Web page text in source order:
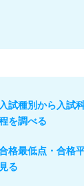
入試種別から入試
を調べる
格最低点・合格
見る